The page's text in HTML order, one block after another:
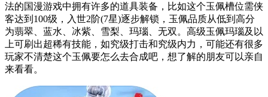
法‌的国漫游戏中拥有许多的道具装备，比如这个玉佩槽位需侠
客达到100级，入世2阶(7星)逐步解锁，玉佩品质从低到高分
为翡翠、蓝水、冰紫、雪梨、玛瑙、无双。高级玉佩玛瑙及以
上可刷出超稀有技能，如究级打击和究级内力，可能还有很多
玩家不清楚这个玉佩要怎么去合成吧，想了解的朋友可以亲自
来看看。